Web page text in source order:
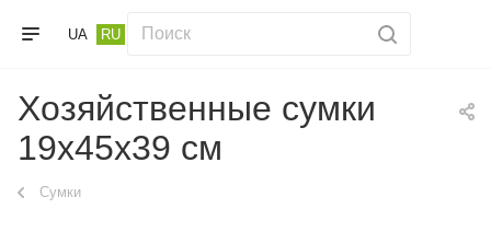
UA RU
Хозяйственные сумки
19х45х39 см
Сумки